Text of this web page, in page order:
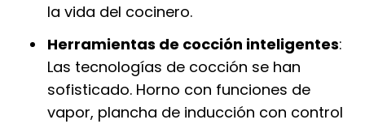
la vida del cocinero.
Herramientas de cocción inteligentes:
Las tecnologías de cocción se han
sofisticado. Horno con funciones de
vapor, plancha de inducción con control